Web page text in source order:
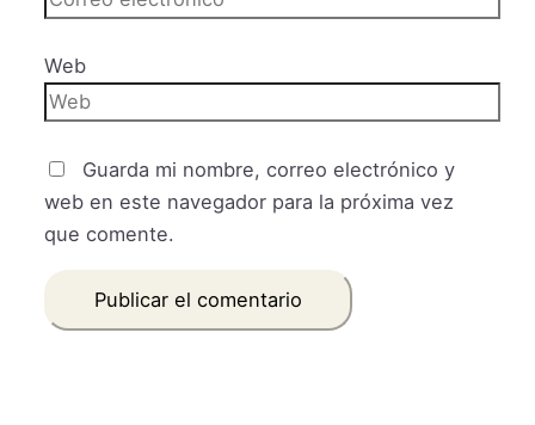
Web
Guarda mi nombre, correo electrónico y
web en este navegador para la próxima vez
que comente.